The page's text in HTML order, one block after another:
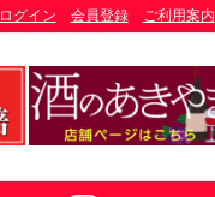
ログイン 会員登録 ご利用案内